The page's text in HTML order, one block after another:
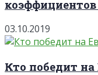
03.10.2019
Кто победит на